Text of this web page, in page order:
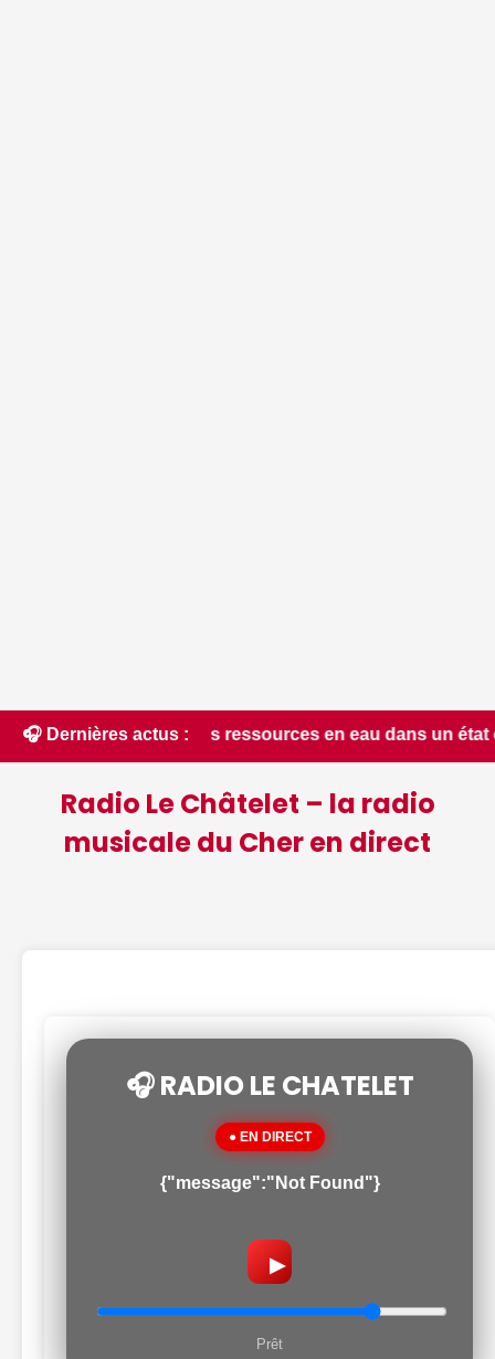
🎧 Dernières actus :
ressources en eau dans un état critique dans le
Radio Le Châtelet – la radio
musicale du Cher en direct
🎧 RADIO LE CHATELET
● EN DIRECT
{"message":"Not Found"}
▶
Prêt